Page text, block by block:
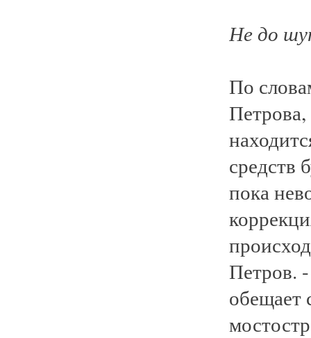
Не до
По
Петрова,
средств
пока
Петров.
обещает